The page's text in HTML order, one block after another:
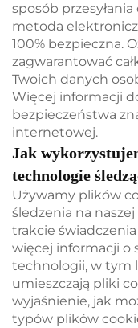
sposób
metoda
100% bezpieczna.
zagwarantować
Twoich danych
Więcej informacji
bezpieczeństwa
internetowej.
Jak
technologie
Używamy plików
śledzenia na
trakcie świadczenia
więcej informacji o
technologii, w tym
umieszczają pliki
wyjaśnienie, jak
typów plików